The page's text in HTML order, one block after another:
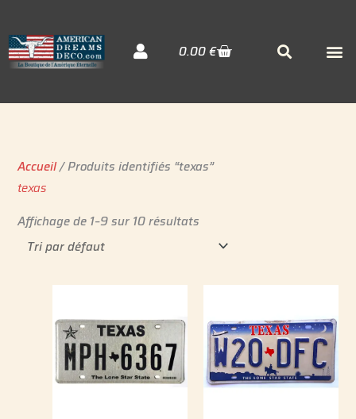
au
contenu
0.00€Cart
Accueil/ Produits identifiés “texas”
texas
Affichage de 1–9 sur 10 résultats